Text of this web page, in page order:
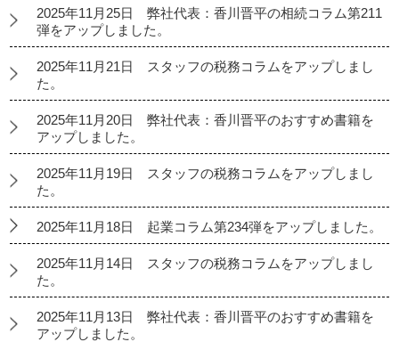
2025年11月25日 弊社代表：香川晋平の相続コラム第211
弾をアップしました。
2025年11月21日 スタッフの税務コラムをアップしまし
た。
2025年11月20日 弊社代表：香川晋平のおすすめ書籍を
アップしました。
2025年11月19日 スタッフの税務コラムをアップしまし
た。
2025年11月18日 起業コラム第234弾をアップしました。
2025年11月14日 スタッフの税務コラムをアップしまし
た。
2025年11月13日 弊社代表：香川晋平のおすすめ書籍を
アップしました。